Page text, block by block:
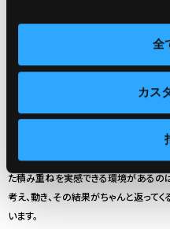
全
カス
していかなければなりません。実際
様の状況が整理され、「そういう見
この仕事の面白さを強く実感しまし
分で考えて答えをつくっていける
──
です。いわゆる給与面でも働いた分だ
も、任される業務の幅が自分のアウトプ
れる範囲が増え、それに応えていく中で
た積み重ねを実感できる環境があるの
考え、動き、その結果がちゃんと返って
います。